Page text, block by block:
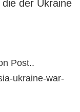
der Ukraine
Post..
ukraine-war-